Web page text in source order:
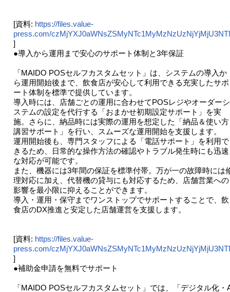
[資料: https://files.value-
press.com/
]
●導入から運用まで安心のサポート体制と3年保証
「MAIDO POSセルフカスタムセット」は、システムの導入か
ら運用開始後まで、飲食店が安心して利用できる充実したサポ
ート体制を標準で提供しています。
導入時には、店舗ごとの運用に合わせてPOSレジやオーダーシ
ステムの設定を代行する「おまかせ初期設定サポート」を実
施。さらに、納品時には実際の運用を想定した「納品＆使い方
講習サポート」を行い、スムーズな運用開始を支援します。
運用開始後も、専門スタッフによる「電話サポート」を利用で
きるため、日常的な操作方法の確認やトラブル発生時にも迅速
な対応が可能です。
また、機器には3年間の保証を標準付帯。万が一の故障時には
理対応に加え、代替機の貸与にも対応するため、店舗営業への
影響を最小限に抑えることができます。
導入・運用・保守までワンストップでサポートすることで、飲
食店のDX推進と安定した店舗運営を支援します。
[資料: https://files.value-
press.com/
]
●補助金申請を無料でサポート
「MAIDO POSセルフカスタムセット」では、「デジタル化・